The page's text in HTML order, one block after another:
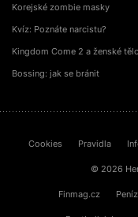
Korejské zombie masky
Kvíz: Poznáte narcistu?
Kingdom Come 2 a ženské tělo
Bossing: jak se bránit
Cookies Pravidla
© 2026
Finmag.cz